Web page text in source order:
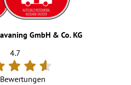
GmbH & Co. KG
4.7